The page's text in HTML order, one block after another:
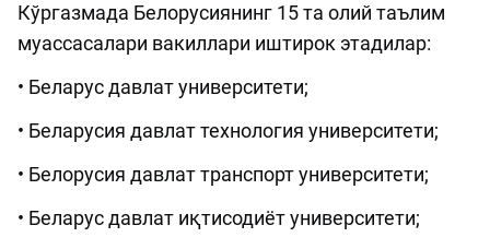
Кўргазмада Белорусиянинг 15 та олий таълим
муассасалари вакиллари иштирок этадилар:
• Беларус давлат университети;
• Беларусия давлат технология университети;
• Белорусия давлат транспорт университети;
• Беларус давлат иқтисодиёт университети;